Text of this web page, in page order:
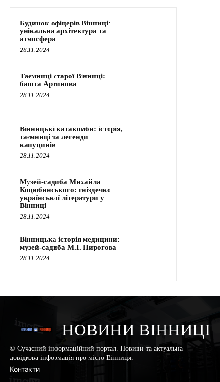
Будинок офіцерів Вінниці:
унікальна архітектура та
атмосфера
28.11.2024
Таємниці старої Вінниці:
башта Артинова
28.11.2024
Вінницькі катакомби: історія,
таємниці та легенди
капуцинів
28.11.2024
Музей-садиба Михайла
Коцюбинського: гніздечко
української літератури у
Вінниці
28.11.2024
Вінницька історія медицини:
музей-садиба М.І. Пирогова
28.11.2024
НОВИНИ ВІННИЦІ
© Сучасний інформаційний портал. Новини та актуальна
довідкова інформація про місто Вінниця.
Контакти